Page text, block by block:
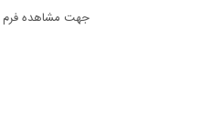
جهت مشاهده فرم